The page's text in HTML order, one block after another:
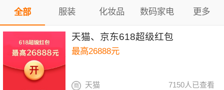
全部 服装 化妆品 数码家电 更多
天猫、京东618超级红包
最高26888元
7150人已查看
天猫